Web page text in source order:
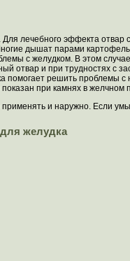
Для лечебного эффекта
дышат парами
с желудком. В этом
отвар и при трудностях с
помогает решить проблемы
при камнях в
и наружно. Если
желудка